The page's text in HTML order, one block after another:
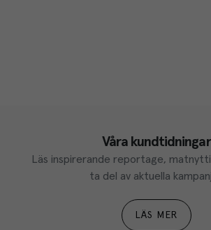
Våra kundtidningar
Läs inspirerande reportage,
ta del av aktuella
LÄS MER